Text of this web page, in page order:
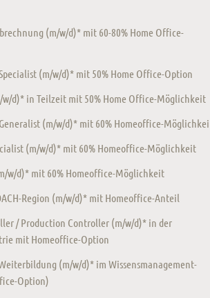
(m/w/d)* mit 60-80% Home Office-
(m/w/d)* mit 50% Home Office-Option
w/d)* in Teilzeit mit 50% Home Office-Möglichkeit
(m/w/d)* mit 60% Homeoffice-
(m/w/d)* mit 60% Homeoffice-Möglichkeit
w/d)* mit 60% Homeoffice-Möglichkeit
Region (m/w/d)* mit Homeoffice-Anteil
/ Production Controller (m/w/d)* in der
mit Homeoffice-Option
(m/w/d)* im Wissensmanagement-
Option)